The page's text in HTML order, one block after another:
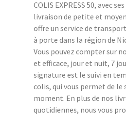
COLIS EXPRESS 50, avec
livraison de petite et
offre un service de
à porte dans la région de
Vous pouvez compter sur
et efficace, jour et nuit, 7
signature est le suivi en
colis, qui vous permet de le
moment. En plus de nos
quotidiennes, nous vous